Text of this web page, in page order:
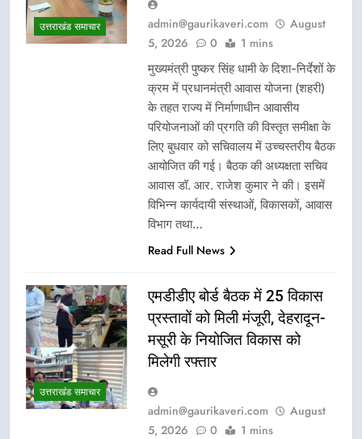
उत्तराखंड समाचार admin@gaurikaveri.com
August
5, 2026
0 1 mins
मुख्यमंत्री पुष्कर सिंह धामी के दिशा-निर्देशों के
क्रम में प्रधानमंत्री आवास योजना (शहरी)
के तहत राज्य में निर्माणाधीन आवासीय
परियोजनाओं की प्रगति की विस्तृत समीक्षा के
लिए बुधवार को सचिवालय में उच्चस्तरीय बैठक
आयोजित की गई। बैठक की अध्यक्षता सचिव
आवास डॉ. आर. राजेश कुमार ने की। इसमें
विभिन्न कार्यदायी संस्थाओं, विकासकों, आवास
विभाग तथा…
Read Full News
उत्तराखंड समाचार
एमडीडीए बोर्ड बैठक में 25 विकास
प्रस्तावों को मिली मंजूरी, देहरादून-
मसूरी के नियोजित विकास को
मिलेगी रफ्तार
admin@gaurikaveri.com
August
5, 2026
0 1 mins